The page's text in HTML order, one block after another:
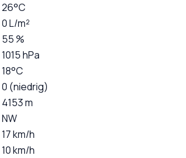
26°C
0 L/m²
55 %
1015 hPa
18°C
0 (niedrig)
4153 m
NW
17 km/h
10 km/h